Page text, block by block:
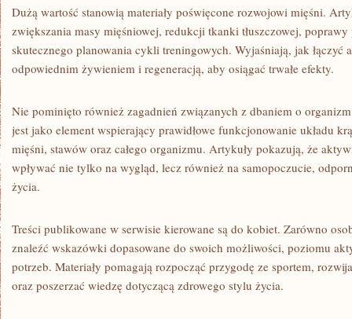
Dużą wartość stanowią materiały poświęcone rozwojowi mięśni.
zwiększania masy mięśniowej, redukcji tkanki tłuszczowej,
skutecznego planowania cykli treningowych. Wyjaśniają, jak łączyć
odpowiednim żywieniem i regeneracją, aby osiągać trwałe efekty.
Nie pominięto również zagadnień związanych z dbaniem o
jest jako element wspierający prawidłowe funkcjonowanie układu
mięśni, stawów oraz całego organizmu. Artykuły pokazują, że
wpływać nie tylko na wygląd, lecz również na samopoczucie,
życia.
Treści publikowane w serwisie kierowane są do kobiet. Zarówno
znaleźć wskazówki dopasowane do swoich możliwości, poziomu
potrzeb. Materiały pomagają rozpocząć przygodę ze sportem,
oraz poszerzać wiedzę dotyczącą zdrowego stylu życia.